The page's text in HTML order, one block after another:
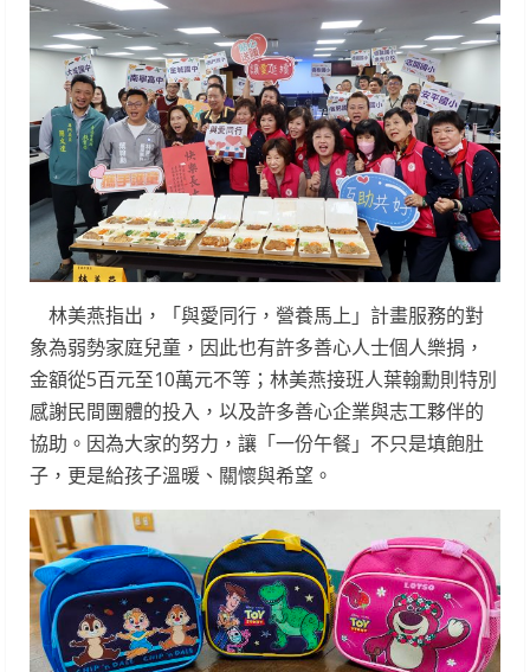
林美燕指出，「與愛同行，營養馬上」計畫服務的對
象為弱勢家庭兒童，因此也有許多善心人士個人樂捐，
金額從5百元至10萬元不等；林美燕接班人葉翰勳則特別
感謝民間團體的投入，以及許多善心企業與志工夥伴的
協助。因為大家的努力，讓「一份午餐」不只是填飽肚
子，更是給孩子溫暖、關懷與希望。